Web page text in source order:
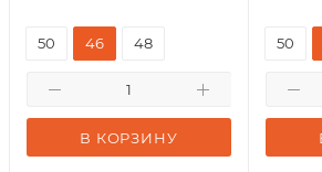
В КОРЗИНУ
50 46 48 50